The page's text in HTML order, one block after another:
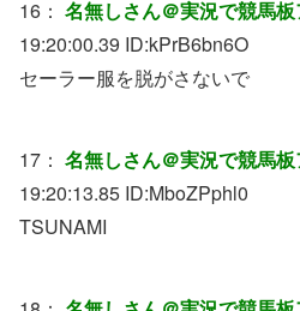
16： 名無しさん＠実況で競馬
19:20:00.39 ID:kPrB6bn6O
セーラー服を脱がさないで
17： 名無しさん＠実況で競馬
19:20:13.85 ID:MboZPphl0
TSUNAMI